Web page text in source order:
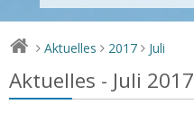
> Aktuelles > 2017 > Juli
Aktuelles - Juli 2017